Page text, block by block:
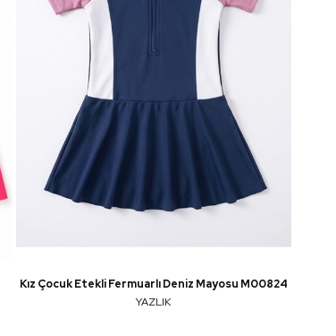
Kız Çocuk Etekli Fermuarlı Deniz Mayosu M00824
YAZLIK